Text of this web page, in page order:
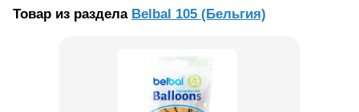
Товар из раздела Belbal 105 (Бельгия)